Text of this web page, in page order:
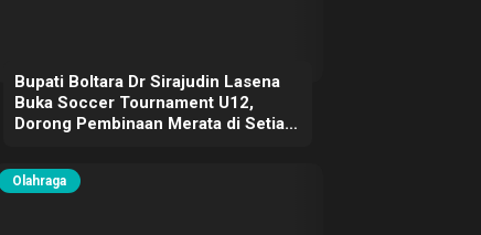
Bupati Boltara Dr Sirajudin Lasena
Buka Soccer Tournament U12,
Dorong Pembinaan Merata di Setiap
Olahraga